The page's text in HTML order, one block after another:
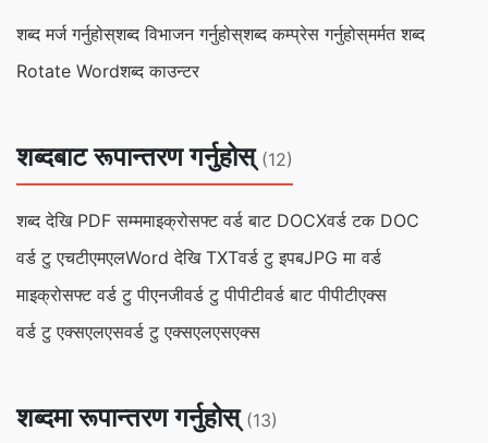
शब्द मर्ज गर्नुहोस्शब्द विभाजन गर्नुहोस्शब्द कम्प्रेस गर्नुहोस्मर्मत शब्द
Rotate Wordशब्द काउन्टर
शब्दबाट रूपान्तरण गर्नुहोस् (12)
शब्द देखि PDF सम्ममाइक्रोसफ्ट वर्ड बाट DOCXवर्ड टक DOC
वर्ड टु एचटीएमएलWord देखि TXTवर्ड टु इपबJPG मा वर्ड
माइक्रोसफ्ट वर्ड टु पीएनजीवर्ड टु पीपीटीवर्ड बाट पीपीटीएक्स
वर्ड टु एक्सएलएसवर्ड टु एक्सएलएसएक्स
शब्दमा रूपान्तरण गर्नुहोस् (13)